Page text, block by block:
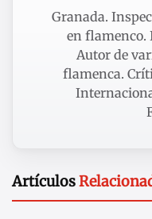
Granada.
en flamenco.
Autor de
flamenca.
Artículos